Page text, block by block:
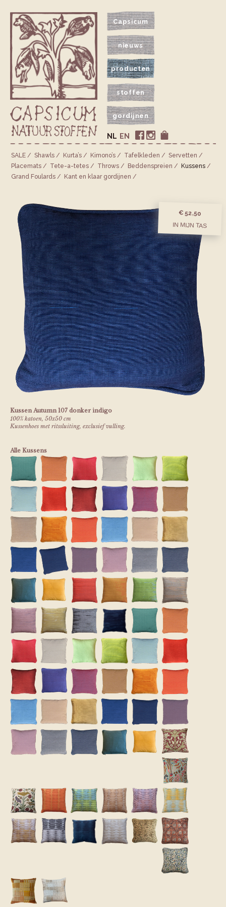
Capsicum
nieuws
producten
stoffen
gordijnen
EN
NL
SALE Shawls Kurta’s Kimono’s Tafelkleden
Servetten
Placemats
Tete-a-tetes Throws Bedden­spreien
Kussens
Grand Foulards
Kant en klaar gordijnen
Kussen Autumn 107 donker indigo
100% katoen, 50x50 cm
Kussenhoes met ritssluiting, exclusief vulling.
€ 52,50
IN MIJN TAS
Alle Kussens